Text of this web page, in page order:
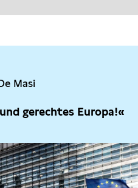
Masi
gerechtes Europa!«